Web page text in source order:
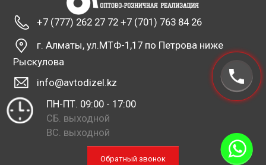
+7 (777) 262 27 72 +7 (701) 763 84 26
г. Алматы, ул.МТФ-1,17 по Петрова ниже
Рыскулова
info@avtodizel.kz
ПН-ПТ. 09:00 - 17:00
СБ. выходной
ВС. выходной
Обратный звонок